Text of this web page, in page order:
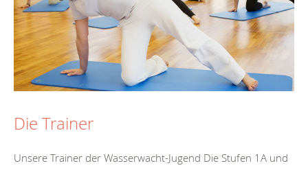
Die Trainer
Unsere Trainer der Wasserwacht-Jugend Die Stufen 1A und